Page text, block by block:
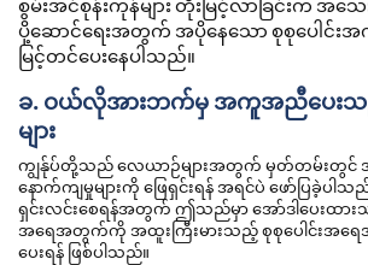
စွမ်းအင်စုန်းကုန်များ တိုးမြင့်လာခြင်းက အသ
ပို့ဆောင်ရေးအတွက် အပိုနေသော စုစုပေါင်းအ
မြင့်တင်ပေးနေပါသည်။
ခ. ဝယ်လိုအားဘက်မှ အကူအညီပေးသ
များ
ကျွန်ုပ်တို့သည် လေယာဉ်များအတွက် မှတ်တမ်းတွင် အ
နောက်ကျမှုများကို ဖြေရှင်းရန် အရင်ပဲ ဖော်ပြခဲ့ပါသ
ရှင်းလင်းစေရန်အတွက် ဤသည်မှာ အော်ဒါပေးထာ
အရေအတွက်ကို အထူးကြီးမားသည့် စုစုပေါင်းအရေ
ပေးရန် ဖြစ်ပါသည်။